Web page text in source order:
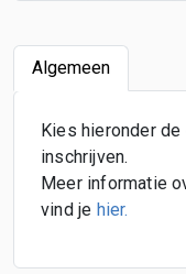
Algemeen
Kies hieronder
inschrijven.
Meer informatie
vind je hier.